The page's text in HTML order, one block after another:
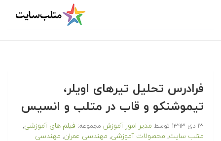
فرادرس تحلیل تیرهای اویلر،
تیموشنکو و قاب در متلب و انسیس
۱۳ دی ۱۳۹۳ توسط مدیر امور آموزش مجموعه: فیلم های آموزشی,
متلب سایت, محصولات آموزشی, مهندسی عمران, مهندسی